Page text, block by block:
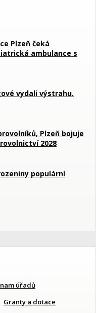
Plzeň čeká
ambulance s
vydali výstrahu.
Plzeň bojuje
2028
populární
úřadů
Granty a dotace